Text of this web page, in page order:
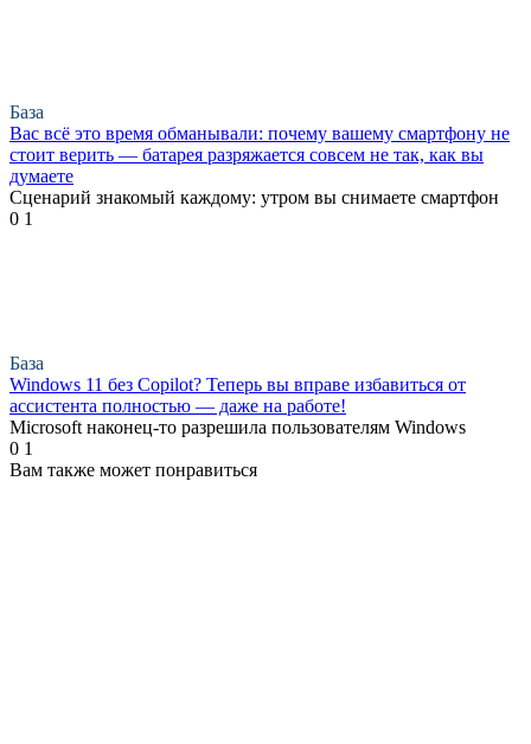
База
Вас всё это время обманывали: почему вашему смартфону не
стоит верить — батарея разряжается совсем не так, как вы
думаете
Сценарий знакомый каждому: утром вы снимаете смартфон
0 1
База
Windows 11 без Copilot? Теперь вы вправе избавиться от
ассистента полностью — даже на работе!
Microsoft наконец-то разрешила пользователям Windows
0 1
Вам также может понравиться